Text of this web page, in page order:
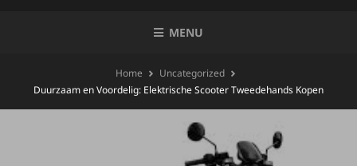
MENU
Home
Uncategorized
Duurzaam en Voordelig: Elektrische Scooter Tweedehands Kopen